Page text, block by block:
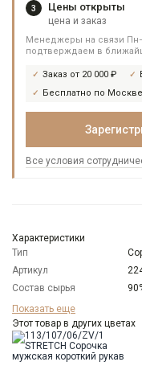
3 Цены открыты
цена и заказ
Менеджеры на связи
подтверждаем в
Заказ от 20 000 ₽
Бесплатно по
Все условия
Характеристики
Тип
Артикул
Состав сырья
Бренд
Модель
Цвет
Отделка
Показать еще
Этот товар в других цветах